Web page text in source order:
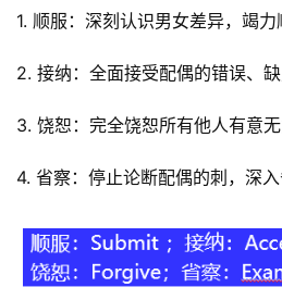
1. 顺服：深刻认识男女差异，竭
2. 接纳：全面接受配偶的错误、
3. 饶恕：完全饶恕所有他人有意
4. 省察：停止论断配偶的刺，深